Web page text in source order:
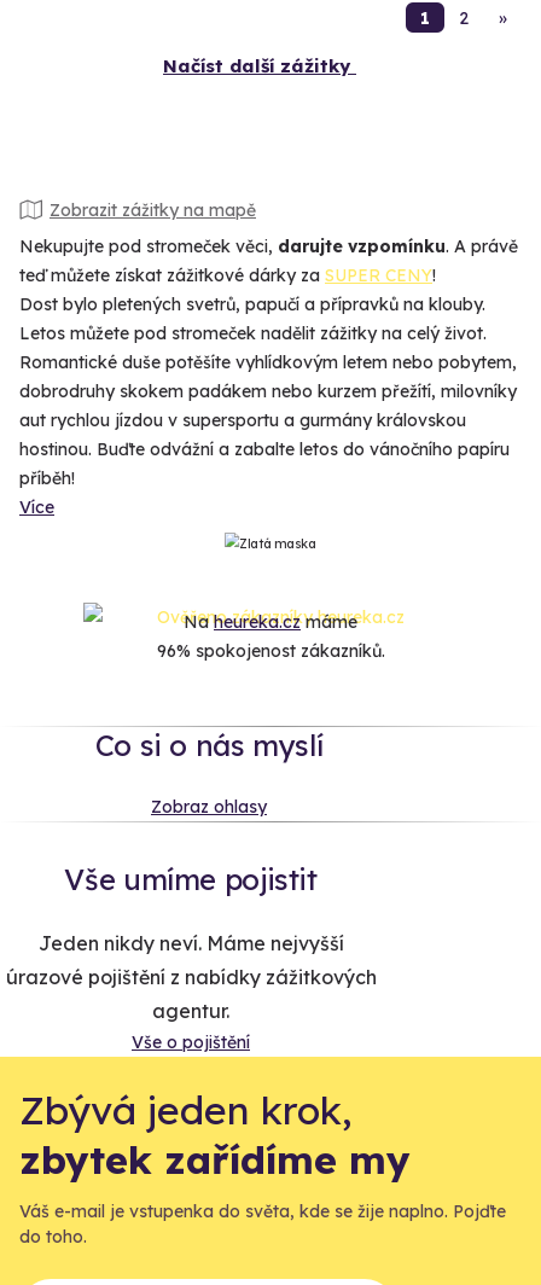
1 2 »
Načíst další zážitky
Zobrazit zážitky na mapě
Nekupujte pod stromeček věci, darujte vzpomínku. A právě
teď můžete získat zážitkové dárky za SUPER CENY!
Dost bylo pletených svetrů, papučí a přípravků na klouby.
Letos můžete pod stromeček nadělit zážitky na celý život.
Romantické duše potěšíte vyhlídkovým letem nebo pobytem,
dobrodruhy skokem padákem nebo kurzem přežítí, milovníky
aut rychlou jízdou v supersportu a gurmány královskou
hostinou. Buďte odvážní a zabalte letos do vánočního papíru
příběh!
Více
Naheureka.czmáme
96% spokojenost zákazníků.
Co si o nás myslí
Zobraz ohlasy
Vše umíme pojistit
Jeden nikdy neví. Máme nejvyšší
úrazové pojištění z nabídky zážitkových
agentur.
Vše o pojištění
Zbývá jeden krok,
zbytek zařídíme my
Váš e-mail je vstupenka do světa, kde se žije naplno. Pojďte
do toho.